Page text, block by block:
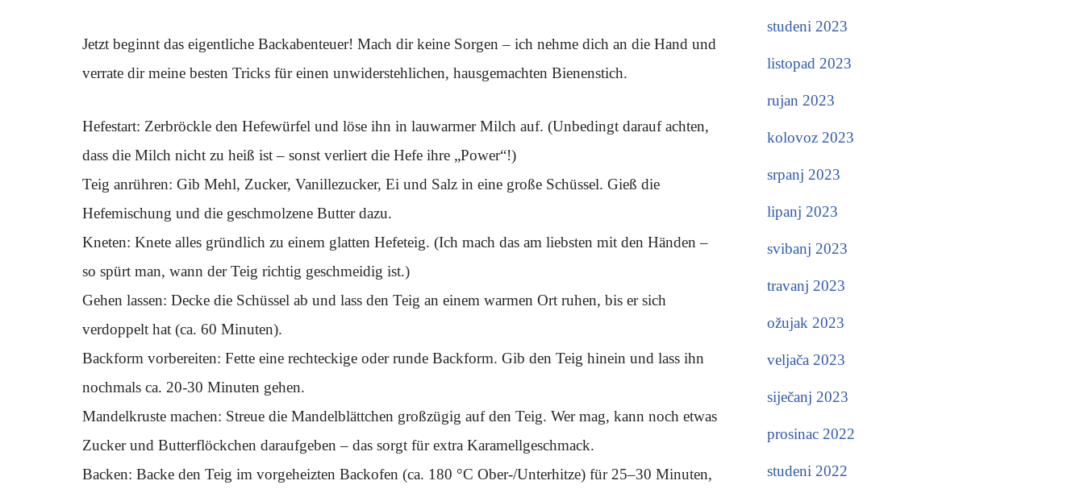
Jetzt beginnt das eigentliche Backabenteuer! Mach dir keine Sorgen – ich nehme dich an die Hand und
verrate dir meine besten Tricks für einen unwiderstehlichen, hausgemachten Bienenstich.
Hefestart: Zerbröckle den Hefewürfel und löse ihn in lauwarmer Milch auf. (Unbedingt darauf achten,
dass die Milch nicht zu heiß ist – sonst verliert die Hefe ihre „Power“!)
Teig anrühren: Gib Mehl, Zucker, Vanillezucker, Ei und Salz in eine große Schüssel. Gieß die
Hefemischung und die geschmolzene Butter dazu.
Kneten: Knete alles gründlich zu einem glatten Hefeteig. (Ich mach das am liebsten mit den Händen –
so spürt man, wann der Teig richtig geschmeidig ist.)
Gehen lassen: Decke die Schüssel ab und lass den Teig an einem warmen Ort ruhen, bis er sich
verdoppelt hat (ca. 60 Minuten).
Backform vorbereiten: Fette eine rechteckige oder runde Backform. Gib den Teig hinein und lass ihn
nochmals ca. 20-30 Minuten gehen.
Mandelkruste machen: Streue die Mandelblättchen großzügig auf den Teig. Wer mag, kann noch etwas
Zucker und Butterflöckchen daraufgeben – das sorgt für extra Karamellgeschmack.
Backen: Backe den Teig im vorgeheizten Backofen (ca. 180 °C Ober-/Unterhitze) für 25–30 Minuten,
studeni 2023
listopad 2023
rujan 2023
kolovoz 2023
srpanj 2023
lipanj 2023
svibanj 2023
travanj 2023
ožujak 2023
veljača 2023
siječanj 2023
prosinac 2022
studeni 2022